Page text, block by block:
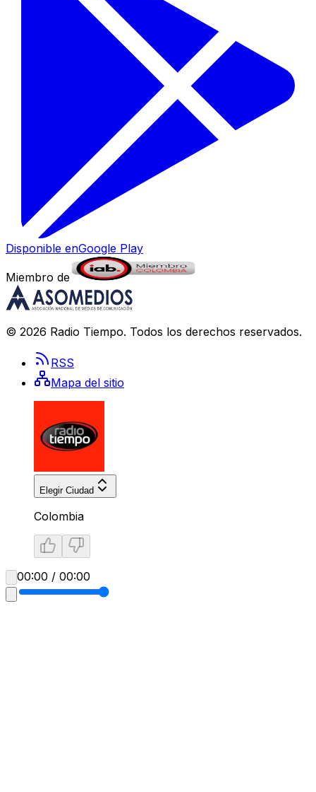
Disponible enGoogle Play
Miembro de
© 2026 Radio Tiempo. Todos los derechos reservados.
RSS
Mapa del sitio
Elegir Ciudad
Colombia
00:00 / 00:00